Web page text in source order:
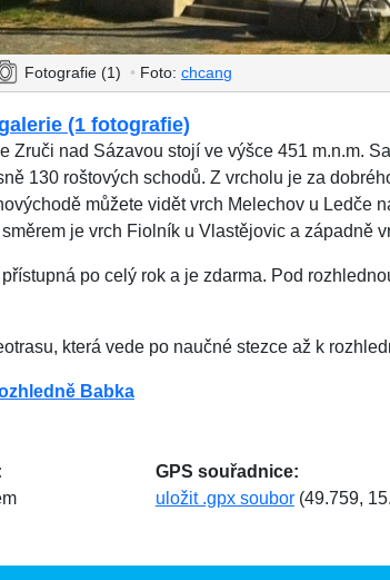
Fotografie (1) • Foto:chcang
(1 fotografie)
Zruči nad Sázavou stojí ve výšce 451 m.n.m.
130 roštových schodů. Z vrcholu je za
můžete vidět vrch Melechov u Ledče
je vrch Fiolník u Vlastějovic a západně
po celý rok a je zdarma. Pod
která vede po naučné stezce až k
Babka
GPS souřadnice:
uložit .gpx soubor(49.759,